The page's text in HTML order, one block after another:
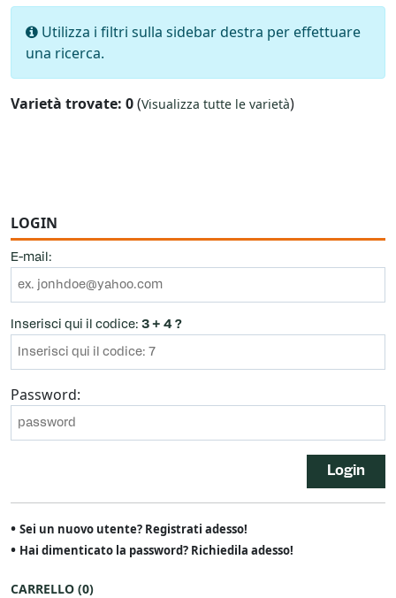
Utilizza i filtri sulla sidebar destra per effettuare
una ricerca.
Varietà trovate: 0(Visualizza tutte le varietà)
LOGIN
E-mail:
Inserisci qui il codice: 3 + 4 ?
Password:
Login
• Sei un nuovo utente? Registrati adesso!
• Hai dimenticato la password? Richiedila adesso!
CARRELLO (0)